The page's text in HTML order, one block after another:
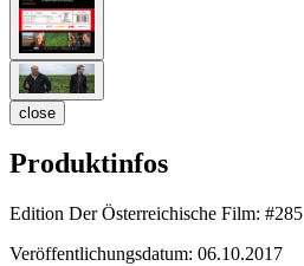
close
Produktinfos
Edition Der Österreichische Film: #285
Veröffentlichungsdatum: 06.10.2017